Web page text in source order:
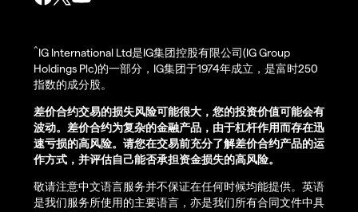
^IG International Ltd是IG集团控股有限公司(IG Group
Holdings Plc)的一部分，IG集团于1974年成立，是富时250
指数的成分股。
差价合约交易的损失风险可能很大，您的投资价值可能会有
波动。差价合约为复杂的金融产品，由于杠杆作用而存在迅
速亏损的高风险。请您在交易前充分了解差价合约产品的运
作方式，并评估自己能否承担资金损失的高风险。
敬请注意中文语言服务并不保证在任何时候均能提供。英语
是我们服务所使用的主要语言，亦是我们所有合同文件中具